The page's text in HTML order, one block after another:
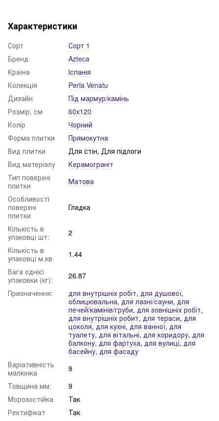
Характеристики
Сорт
Сорт 1
Бренд
Azteca
Країна
Іспанія
Колекція
Perla Venatu
Дизайн
Під мармур/камінь
Розмір, см
60x120
Колір
Чорний
Форма плитки
Прямокутна
Вид плитки
Для стін, Для підлоги
Вид матеріалу
Керамограніт
Тип поверхні
плитки
Матова
Особливості
поверхні
плитки
Гладка
Кількість в
упаковці шт:
2
Кількість в
упаковці м.кв
1.44
Вага однієї
упаковки (кг):
26.87
Призначення:
для внутрішніх робіт, для душової,
облицювальна,для лазні/сауни,для
печей/камінів/груби,для зовнішніх робіт,
для внутрішніх робит,для тераси,для
цоколя,для кухні,для ванної,для
туалету,для вітальні,для коридору, для
балкону, для фартуха,для вулиці,для
басейну,для фасаду
Варіативність
малюнка
9
Товщина мм:
9
Морозостійка
Так
Ректифікат
Так